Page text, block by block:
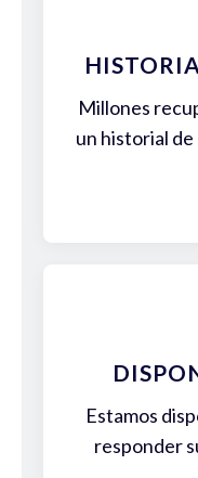
Millones
un historial de
Estamos
responder